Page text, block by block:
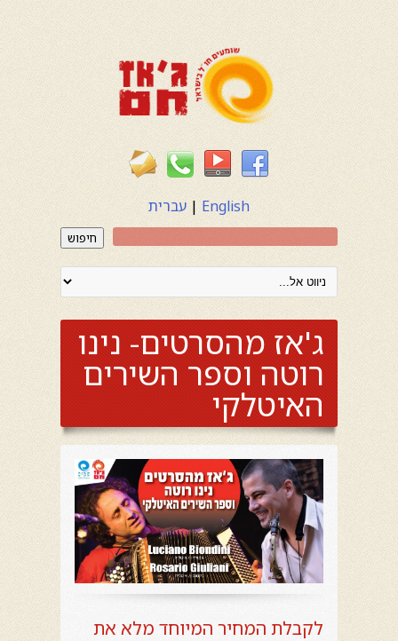
English
| עברית
חיפוש
ג'אז מהסרטים- נינו
רוטה וספר השירים
האיטלקי
לקבלת המחיר המיוחד מלא את